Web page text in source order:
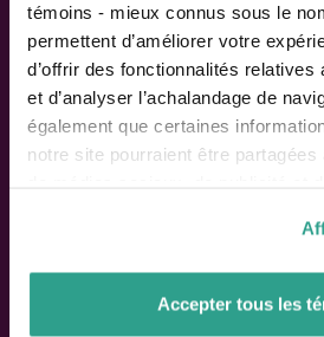
témoins - mieux connus sous le
permettent d’améliorer votre
d’offrir des fonctionnalités relatives
et d’analyser l’achalandage de
également que certaines
notre site pourraient être
vous leur auriez fournies ou qu’ils
de votre utilisation de leurs
Accepter tous les
LIENS RAPIDES
Outils de rendement
Calcul de performance
Publications
Parler à un conseiller